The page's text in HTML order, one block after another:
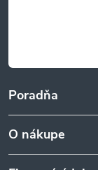
Poradňa
O nákupe